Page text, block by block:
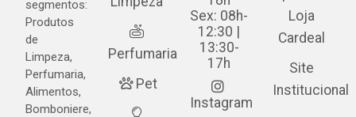
segmentos:
Produtos
de
Limpeza,
Perfumaria,
Alimentos,
Bomboniere,
Perfumaria
Pet
Sex: 08h-
12:30 |
13:30-
17h
Instagram
Loja
Cardeal
Site
Institucional